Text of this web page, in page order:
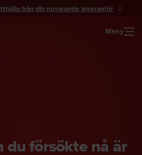
från din nuvarande leverantör
Meny
du försökte nå är